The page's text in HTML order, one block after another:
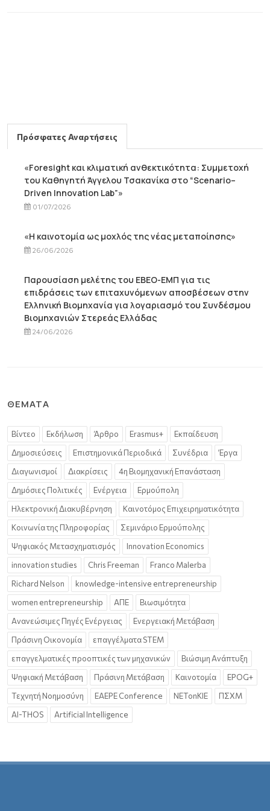
Πρόσφατες Αναρτήσεις
«Foresight και κλιματική ανθεκτικότητα: Συμμετοχή
του Καθηγητή Άγγελου Τσακανίκα στο “Scenario–
Driven Innovation Lab”»
01/07/2026
«Η καινοτομία ως μοχλός της νέας μεταποίησης»
26/06/2026
Παρουσίαση μελέτης του ΕΒΕΟ-ΕΜΠ για τις
επιδράσεις των επιταχυνόμενων αποσβέσεων στην
Ελληνική Βιομηχανία για λογαριασμό του Συνδέσμου
Βιομηχανιών Στερεάς Ελλάδας
24/06/2026
ΘΈΜΑΤΑ
Βίντεο Εκδήλωση Άρθρο Erasmus+
Εκπαίδευση
Δημοσιεύσεις
Επιστημονικά Περιοδικά Συνέδρια
Έργα
Διαγωνισμοί
Διακρίσεις
4η Βιομηχανική Επανάσταση
Δημόσιες Πολιτικές
Ενέργεια
Ερμούπολη
Ηλεκτρονική Διακυβέρνηση
Καινοτόμος Επιχειρηματικότητα
Κοινωνία της Πληροφορίας
Σεμινάριο Ερμούπολης
Ψηφιακός Μετασχηματισμός
Innovation Economics
innovation studies
Chris Freeman
Franco Malerba
Richard Nelson
knowledge-intensive entrepreneurship
women entrepreneurship
ΑΠΕ
Βιωσιμότητα
Ανανεώσιμες Πηγές Ενέργειας
Ενεργειακή Μετάβαση
Πράσινη Οικονομία
επαγγέλματα STEM
επαγγελματικές προοπτικές των μηχανικών
Βιώσιμη Ανάπτυξη
Ψηφιακή Μετάβαση
Πράσινη Μετάβαση Καινοτομία
EPOG+
Τεχνητή Νοημοσύνη
EAEPE Conference NETonKIE
ΠΣΧΜ
AI-THOS
Artificial Intelligence